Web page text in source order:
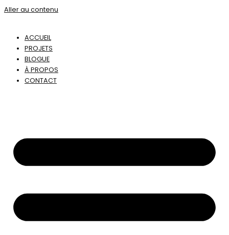
Aller au contenu
ACCUEIL
PROJETS
BLOGUE
À PROPOS
CONTACT